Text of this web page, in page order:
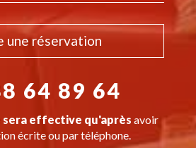
une réservation
64 89 64
sera effective qu'après avoir
écrite ou par téléphone.